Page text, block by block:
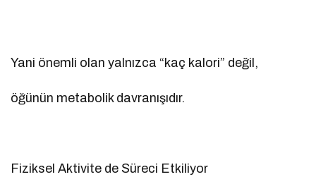
Yani önemli olan yalnızca “kaç kalori” değil,
öğünün metabolik davranışıdır.
Fiziksel Aktivite de Süreci Etkiliyor